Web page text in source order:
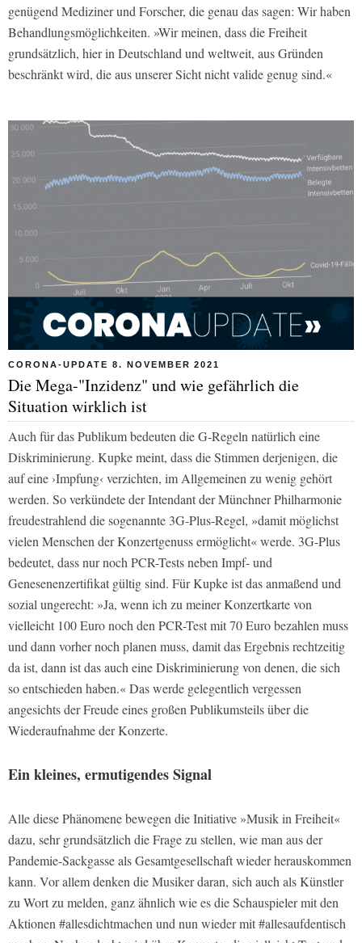
genügend Mediziner und Forscher, die genau das sagen: Wir haben
Behandlungsmöglichkeiten. »Wir meinen, dass die Freiheit
grundsätzlich, hier in Deutschland und weltweit, aus Gründen
beschränkt wird, die aus unserer Sicht nicht valide genug sind.«
CORONA-UPDATE 8. NOVEMBER 2021
Die Mega-"Inzidenz" und wie gefährlich die
Situation wirklich ist
Auch für das Publikum bedeuten die G-Regeln natürlich eine
Diskriminierung. Kupke meint, dass die Stimmen derjenigen, die
auf eine ›Impfung‹ verzichten, im Allgemeinen zu wenig gehört
werden. So verkündete der Intendant der Münchner Philharmonie
freudestrahlend die sogenannte 3G-Plus-Regel, »damit möglichst
vielen Menschen der Konzertgenuss ermöglicht« werde. 3G-Plus
bedeutet, dass nur noch PCR-Tests neben Impf- und
Genesenenzertifikat gültig sind. Für Kupke ist das anmaßend und
sozial ungerecht: »Ja, wenn ich zu meiner Konzertkarte von
vielleicht 100 Euro noch den PCR-Test mit 70 Euro bezahlen muss
und dann vorher noch planen muss, damit das Ergebnis rechtzeitig
da ist, dann ist das auch eine Diskriminierung von denen, die sich
so entschieden haben.« Das werde gelegentlich vergessen
angesichts der Freude eines großen Publikumsteils über die
Wiederaufnahme der Konzerte.
Ein kleines, ermutigendes Signal
Alle diese Phänomene bewegen die Initiative »Musik in Freiheit«
dazu, sehr grundsätzlich die Frage zu stellen, wie man aus der
Pandemie-Sackgasse als Gesamtgesellschaft wieder herauskommen
kann. Vor allem denken die Musiker daran, sich auch als Künstler
zu Wort zu melden, ganz ähnlich wie es die Schauspieler mit den
Aktionen #allesdichtmachen und nun wieder mit #allesaufdentisch